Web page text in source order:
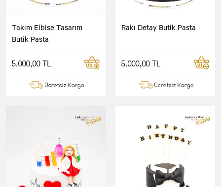
Takım Elbise Tasarım
Butik Pasta
5.000,00 TL
Ücretsiz Kargo
Rakı Detay Butik Pasta
5.000,00 TL
Ücretsiz Kargo